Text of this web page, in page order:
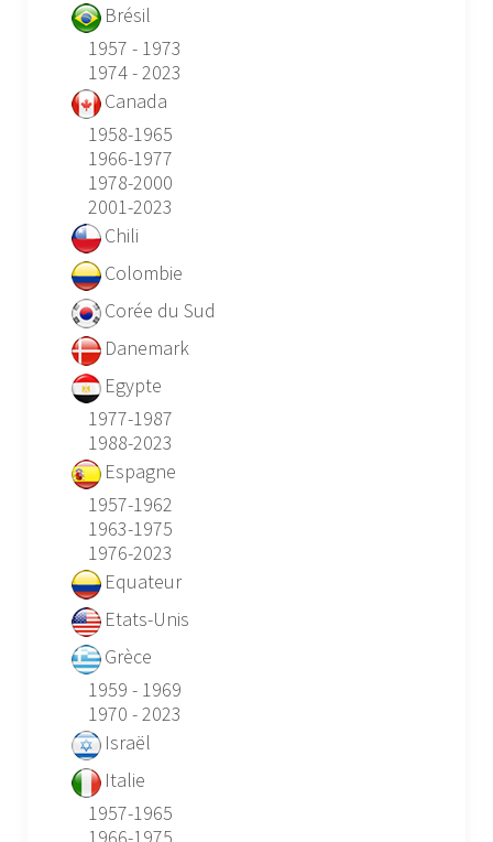
Brésil
1957 - 1973
1974 - 2023
Canada
1958-1965
1966-1977
1978-2000
2001-2023
Chili
Colombie
Corée du Sud
Danemark
Egypte
1977-1987
1988-2023
Espagne
1957-1962
1963-1975
1976-2023
Equateur
Etats-Unis
Grèce
1959 - 1969
1970 - 2023
Israël
Italie
1957-1965
1966-1975